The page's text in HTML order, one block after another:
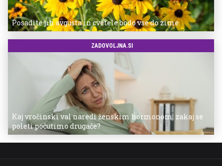
Posadite jih avgusta in cvetele bodo vse do zime
ZADOVOLJNA.SI
Kaj vročinski val naredi ženskim hormonom: zakaj se
poleti počutimo drugače?